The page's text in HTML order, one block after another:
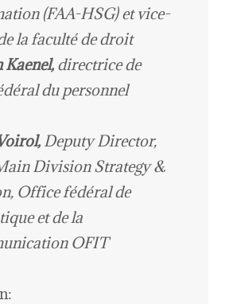
(FAA-HSG) et vice-
la faculté de droit
Kaenel, directrice de
du personnel
Deputy Director,
Division Strategy &
Office fédéral de
et de la
OFIT